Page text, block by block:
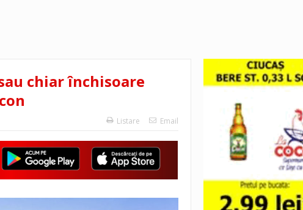
chiar închisoare
Listare Email